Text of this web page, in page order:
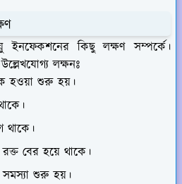
কিছু লক্ষণ সম্পর্কে।
লক্ষনঃ
হওয়া শুরু হয়।
থাকে।
বের হয়ে থাকে।
সমস্যা শুরু হয়।